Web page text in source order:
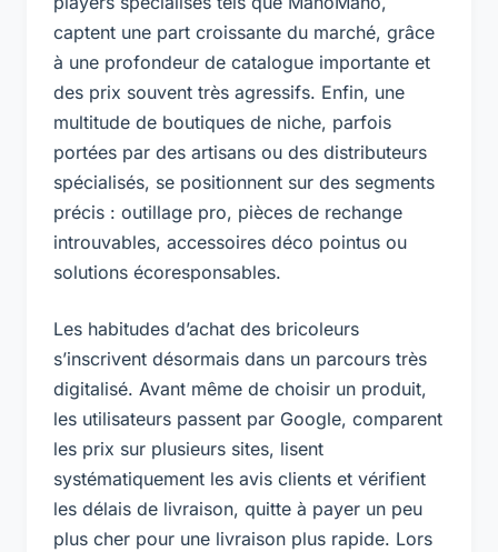
captent une part croissante du marché, grâce
à une profondeur de catalogue importante et
des prix souvent très agressifs. Enfin, une
multitude de boutiques de niche, parfois
portées par des artisans ou des distributeurs
spécialisés, se positionnent sur des segments
précis : outillage pro, pièces de rechange
introuvables, accessoires déco pointus ou
solutions écoresponsables.
Les habitudes d’achat des bricoleurs
s’inscrivent désormais dans un parcours très
digitalisé. Avant même de choisir un produit,
les utilisateurs passent par Google, comparent
les prix sur plusieurs sites, lisent
systématiquement les avis clients et vérifient
les délais de livraison, quitte à payer un peu
plus cher pour une livraison plus rapide. Lors